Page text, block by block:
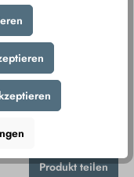
Produkt teilen